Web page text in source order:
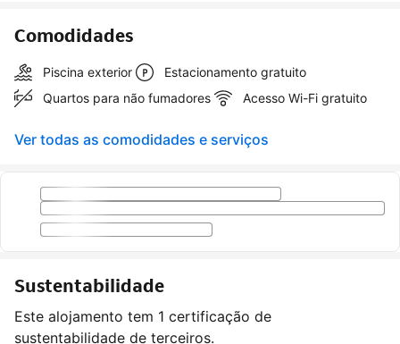
Comodidades
Piscina exterior
Estacionamento gratuito
Quartos para não fumadores
Acesso Wi-Fi gratuito
Ver todas as comodidades e serviços
Sustentabilidade
Este alojamento tem 1 certificação de
sustentabilidade de terceiros.